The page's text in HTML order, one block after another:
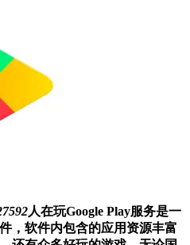
人在玩Google Play服务是一
，软件内包含的应用资源丰富